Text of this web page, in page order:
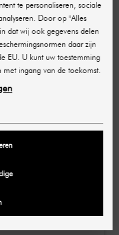
te personaliseren, sociale
Door op "Alles
dat wij ook gegevens delen
daar zijn
EU. U kunt uw toestemming
ingang van de toekomst.